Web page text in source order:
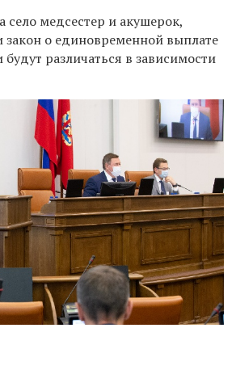
село медсестер и акушерок,
закон о единовременной выплате
различаться в зависимости